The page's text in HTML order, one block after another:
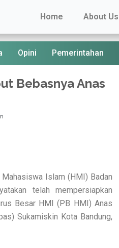
Home About Us
Opini Pemerintahan
Bebasnya Anas
Islam (HMI) Badan
telah mempersiapkan
Besar HMI (PB HMI) Anas
Sukamiskin Kota Bandung,